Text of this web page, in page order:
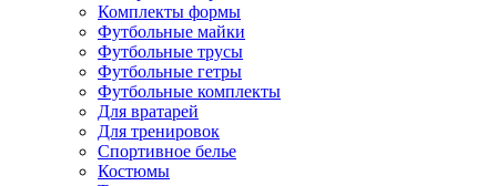
Комплекты формы
Футбольные майки
Футбольные трусы
Футбольные гетры
Футбольные комплекты
Для вратарей
Для тренировок
Спортивное белье
Костюмы